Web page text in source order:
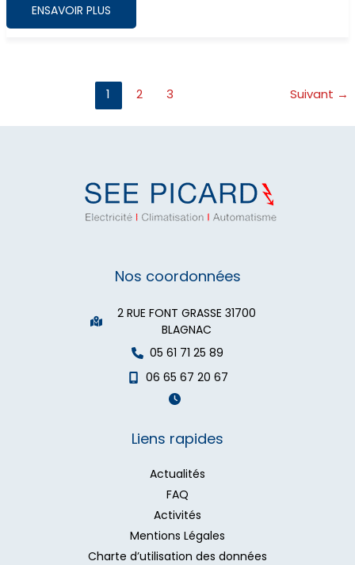
TRAVAUX
COLOMIERS
ENSAVOIR PLUS
1 2 3 Suivant →
Nos coordonnées
2 RUE FONT GRASSE 31700
BLAGNAC
05 61 71 25 89
06 65 67 20 67
Liens rapides
Actualités
FAQ
Activités
Mentions Légales
Charte d’utilisation des données